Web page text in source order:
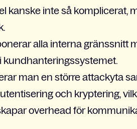
kanske inte så komplicerat,
alla interna gränssnitt
kundhanteringssystemet.
man en större attackyta
och kryptering,
overhead för